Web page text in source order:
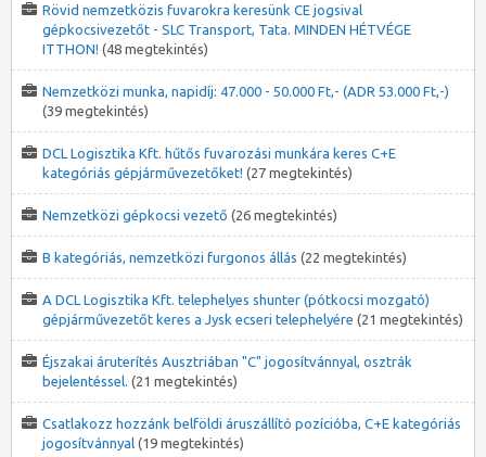
Rövid nemzetközis fuvarokra keresünk CE jogsival
gépkocsivezetőt - SLC Transport, Tata. MINDEN HÉTVÉGE
ITTHON! (48 megtekintés)
Nemzetközi munka, napidíj: 47.000 - 50.000 Ft,- (ADR 53.000 Ft,-)
(39 megtekintés)
DCL Logisztika Kft. hűtős fuvarozási munkára keres C+E
kategóriás gépjárművezetőket! (27 megtekintés)
Nemzetközi gépkocsi vezető (26 megtekintés)
B kategóriás, nemzetközi furgonos állás (22 megtekintés)
A DCL Logisztika Kft. telephelyes shunter (pótkocsi mozgató)
gépjárművezetőt keres a Jysk ecseri telephelyére (21 megtekintés)
Éjszakai áruterítés Ausztriában "C" jogosítvánnyal, osztrák
bejelentéssel. (21 megtekintés)
Csatlakozz hozzánk belföldi áruszállító pozícióba, C+E kategóriás
jogosítvánnyal (19 megtekintés)